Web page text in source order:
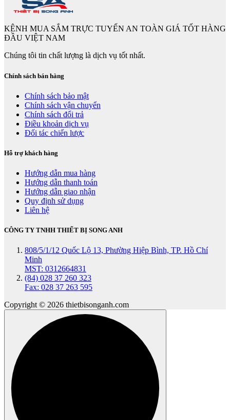
KÊNH MUA SẮM TRỰC TUYẾN AN TOÀN GIÁ TỐT HÀNG
ĐẦU VIỆT NAM
Chúng tôi tin chất lượng là dịch vụ tốt nhất.
Chính sách bán hàng
Chính sách bảo mật
Chính sách vận chuyển
Chính sách đổi trả
Điều khoản dịch vụ
Đối tác chiến lược
Hỗ trợ khách hàng
Hướng dẫn mua hàng
Hướng dẫn thanh toán
Hướng dẫn giao nhận
Quy định sử dụng
Liên hệ
CÔNG TY TNHH THIẾT BỊ SONG ANH
808/5/1/12 Quốc Lộ 13, Phường Hiệp Bình, TP. Hồ Chí
Minh
MST: 0312664831
(84) 028 37 260 323
Fax: 028 37 263 595
Copyright © 2026 thietbisonganh.com